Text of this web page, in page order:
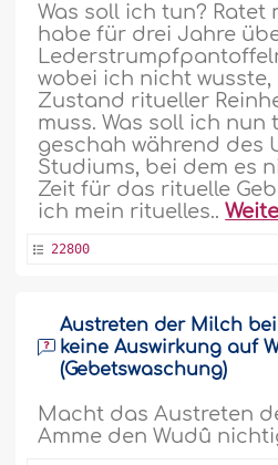
Was soll ich tun? Ratet
habe für drei Jahre
wobei ich nicht
Zustand ritueller
muss. Was soll ich nun
geschah während des
Studiums, bei dem es
Zeit für das rituelle
ich mein rituelles..
22800
Austreten der Milch
keine Auswirkung auf
(Gebetswaschung)
Macht das Austreten
Amme den Wudû